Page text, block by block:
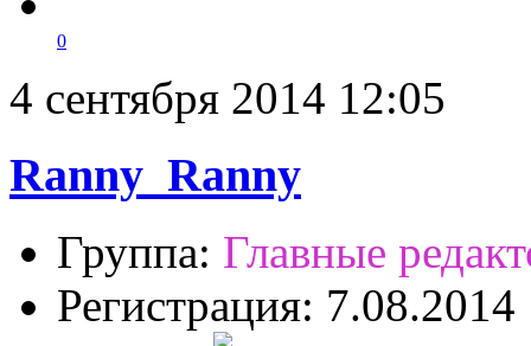
0
4 сентября 2014 12:05
Ranny_Ranny
Группа: Главные
Регистрация: 7.08.2014